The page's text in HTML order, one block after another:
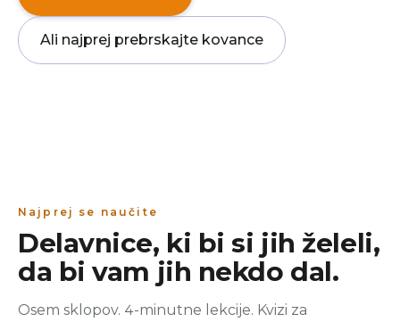
Ali najprej prebrskajte kovance
Najprej se naučite
Delavnice, ki bi si jih želeli,
da bi vam jih nekdo dal.
Osem sklopov. 4-minutne lekcije. Kvizi za